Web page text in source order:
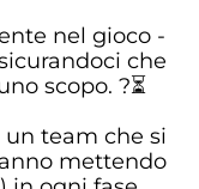
nel gioco -
che
scopo. ?️⏳
un team che si
mettendo